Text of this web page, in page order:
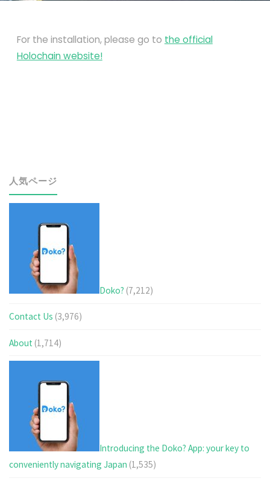
For the installation, please go to the official
Holochain website!
人気ページ
Doko? (7,212)
Contact Us (3,976)
About (1,714)
Introducing the Doko? App: your key to
conveniently navigating Japan (1,535)